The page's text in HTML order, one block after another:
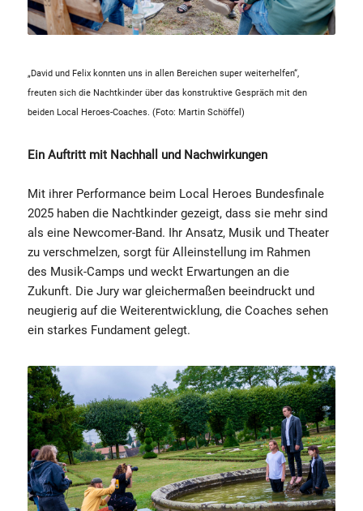
„David und Felix konnten uns in allen Bereichen super weiterhelfen“,
freuten sich die Nachtkinder über das konstruktive Gespräch mit den
beiden Local Heroes-Coaches. (Foto: Martin Schöffel)
Ein Auftritt mit Nachhall und Nachwirkungen
Mit ihrer Performance beim Local Heroes Bundesfinale
2025 haben die Nachtkinder gezeigt, dass sie mehr sind
als eine Newcomer-Band. Ihr Ansatz, Musik und Theater
zu verschmelzen, sorgt für Alleinstellung im Rahmen
des Musik-Camps und weckt Erwartungen an die
Zukunft. Die Jury war gleichermaßen beeindruckt und
neugierig auf die Weiterentwicklung, die Coaches sehen
ein starkes Fundament gelegt.